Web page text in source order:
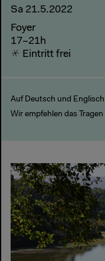
Sa 21.5.2022
Foyer
17–21h
Eintritt frei
Auf Deutsch und Englisch
Wir empfehlen das